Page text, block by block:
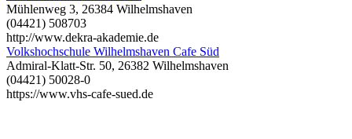
Mühlenweg 3, 26384 Wilhelmshaven
(04421) 508703
http://www.dekra-akademie.de
Volkshochschule Wilhelmshaven Cafe Süd
Admiral-Klatt-Str. 50, 26382 Wilhelmshaven
(04421) 50028-0
https://www.vhs-cafe-sued.de